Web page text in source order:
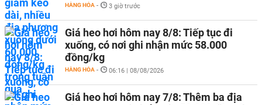
HÀNG HÓA - 3 giờ trước
Giá heo hơi hôm nay 8/8: Tiếp tục đi
xuống, có nơi ghi nhận mức 58.000
đồng/kg
HÀNG HÓA - 06:16 | 08/08/2026
Giá heo hơi hôm nay 7/8: Thêm ba địa